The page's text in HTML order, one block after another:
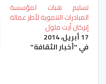
تسليم هبات لمؤسسة
المبادرات التنموية لأطر عمالة
إنزكان أيت ملول
17 أبريل، 2014
في "أخبار الثقافة"